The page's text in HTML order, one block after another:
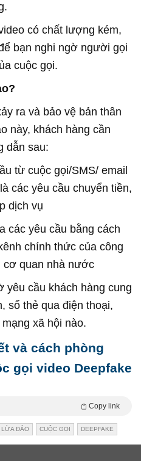
có chất lượng kém,
bạn nghi ngờ người gọi
cuộc gọi.
ra và bảo vệ bản thân
này, khách hàng cần
dẫn sau:
từ cuộc gọi/SMS/ email
các yêu cầu chuyển tiền,
dịch vụ
các yêu cầu bằng cách
chính thức của công
cơ quan nhà nước
yêu cầu khách hàng cung
số thẻ qua điện thoại,
xã hội nào.
và cách phòng
gọi video Deepfake
Copy link
LỪA ĐẢO CUỘC GỌI DEEPFAKE